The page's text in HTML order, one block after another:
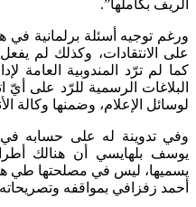
الريف بكاملها”.
ورغم توجيه أسئلة برلمانية في
على الانتقادات، وكذلك لم
كما لم ترّد المندوبية العامة
البلاغات الرسمية للرّد على
لوسائل الإعلام، وضمنها وكالة
وفي تدوينة له على حسابه في
يوسف بلهايسي أن هنالك
يسميها، ليس في مصلحتها طي
أحمد زفزافي بمواقفه